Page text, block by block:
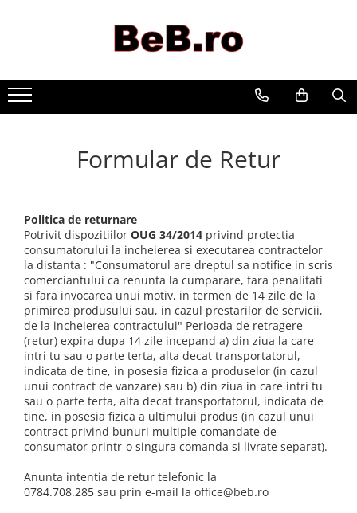
Motoferastraie cu lant
Iluminatoare
Foarfeci manuale de gradina
Scara telescopica
Redresoare auto
masini de gaurit si insurubat
Folie / Plasa
Masini de tuns gazon pe benzina
Slefuitoare electrice
Accesorii Auto
Trimmere electrice
Bormasini cu acumulator
Mini drujbe cu acumulator
Lanterne
Supraveghere
Curatare
Masini de facut carnati / tocat
Oale si cratite gama Samus
Cuptoare
Plite pe gaz
Cuptoare Microunde
Espressoare cafea
Fiare de calcat
Storcatoare
Blendere
Decoratiuni
Mixere
Friteuze cu aer cald
Cutite bucatarie
Formular de Retur
Politica de returnare
Potrivit dispozitiilor OUG 34/2014 privind protectia
consumatorului la incheierea si executarea contractelor
la distanta : "Consumatorul are dreptul sa notifice in scris
comerciantului ca renunta la cumparare, fara penalitati
si fara invocarea unui motiv, in termen de 14 zile de la
primirea produsului sau, in cazul prestarilor de servicii,
de la incheierea contractului" Perioada de retragere
(retur) expira dupa 14 zile incepand a) din ziua la care
intri tu sau o parte terta, alta decat transportatorul,
indicata de tine, in posesia fizica a produselor (in cazul
unui contract de vanzare) sau b) din ziua in care intri tu
sau o parte terta, alta decat transportatorul, indicata de
tine, in posesia fizica a ultimului produs (in cazul unui
contract privind bunuri multiple comandate de
consumator printr-o singura comanda si livrate separat).
Anunta intentia de retur telefonic la
0784.708.285 sau prin e-mail la office@beb.ro